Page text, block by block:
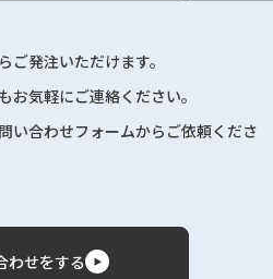
発注いただけます。
気軽にご連絡ください。
い合わせフォームからご依頼くださ
わせをする